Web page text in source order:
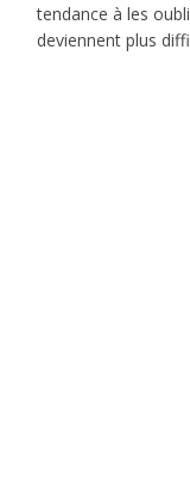
tendance à les
deviennent plus